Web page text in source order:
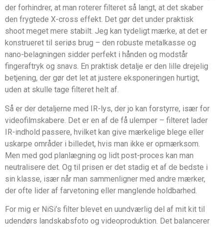
der forhindrer, at man roterer filteret så langt, at det skaber
den frygtede X-cross effekt. Det gør det under praktisk
shoot meget mere stabilt. Jeg kan tydeligt mærke, at det er
konstrueret til seriøs brug – den robuste metalkasse og
nano-belagningen sidder perfekt i hånden og modstår
fingeraftryk og snavs. En praktisk detalje er den lille drejelig
betjening, der gør det let at justere eksponeringen hurtigt,
uden at skulle tage filteret helt af.
Så er der detaljerne med IR-lys, der jo kan forstyrre, især for
videofilmskabere. Det er en af de få ulemper – filteret lader
IR-indhold passere, hvilket kan give mærkelige blege eller
uskarpe områder i billedet, hvis man ikke er opmærksom.
Men med god planlægning og lidt post-proces kan man
neutralisere det. Og til prisen er det stadig et af de bedste i
sin klasse, især når man sammenligner med andre mærker,
der ofte lider af farvetoning eller manglende holdbarhed.
For mig er NiSi’s filter blevet en uundværlig del af mit kit til
udendørs landskabsfoto og videoproduktion. Det balancerer